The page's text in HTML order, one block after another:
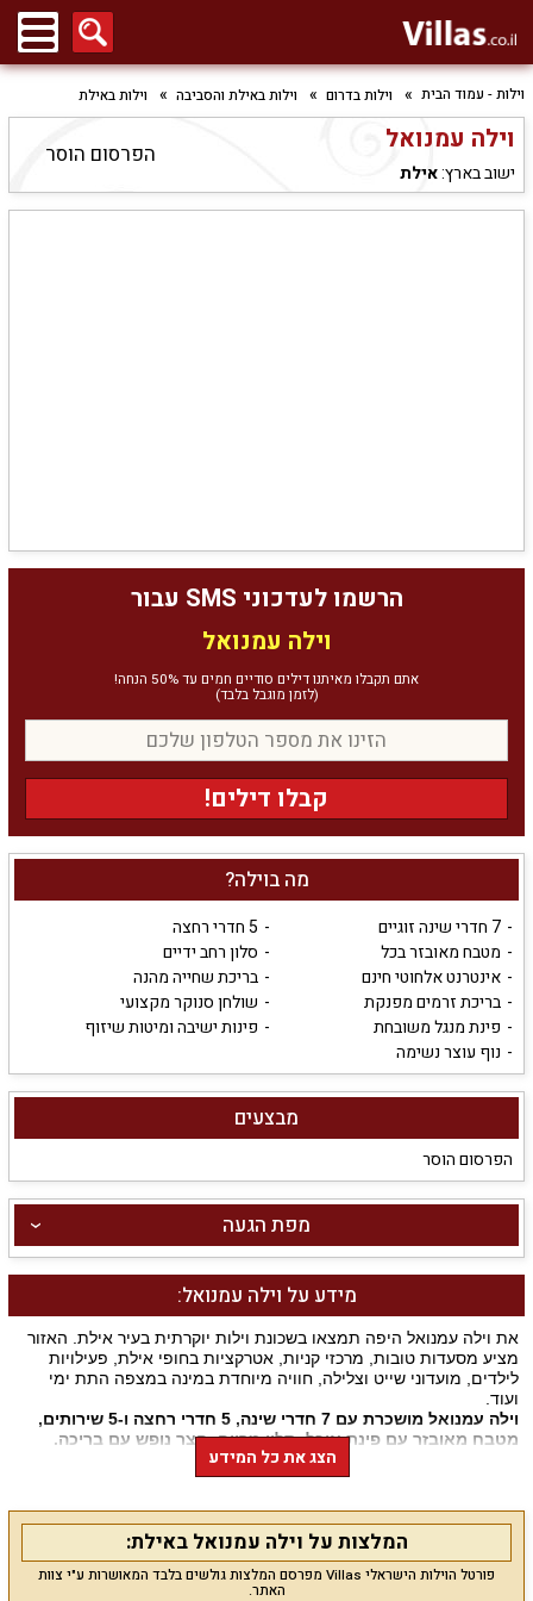
וילות - עמוד הבית וילות בדרום וילות באילת והסביבה וילות באילת
וילה עמנואל
ישוב בארץ:אילת
הפרסום הוסר
מה בוילה?
7 חדרי שינה זוגיים
5 חדרי רחצה
מטבח מאובזר בכל
סלון רחב ידיים
אינטרנט אלחוטי חינם
בריכת שחייה מהנה
בריכת זרמים מפנקת
שולחן סנוקר מקצועי
פינת מנגל משובחת
פינות ישיבה ומיטות שיזוף
נוף עוצר נשימה
מבצעים
הפרסום הוסר
מפת הגעה
הרשמו לעדכוני SMS עבור
וילה עמנואל
אתם תקבלו מאיתנו דילים סודיים חמים עד 50% הנחה!
(לזמן מוגבל בלבד)
קבלו דילים!
מידע על וילה עמנואל:
את וילה עמנואל היפה תמצאו בשכונת וילות יוקרתית בעיר אילת. האזור
מציע מסעדות טובות, מרכזי קניות, אטרקציות בחופי אילת, פעילויות
לילדים, מועדוני שייט וצלילה, חוויה מיוחדת במינה במצפה התת ימי
ועוד.
וילה עמנואל מושכרת עם 7 חדרי שינה, 5 חדרי רחצה ו-5 שירותים,
מטבח מאובזר עם פינת אוכל,סלון מרווח,חצר נופש עם בריכה.
מה מציעה הוילה לנופשים?
אורתופדי, מיזוג אוויר, שידות וארון, מסך טלוויזיה מול המיטה עם ממיר
יס. ישנה אפשרות לתוספת של מיטות ילדים או לול לתינוק בתיאום
מראש.
לרשותכם מטבח מאובזר ונוח עם מקרר גדול, תנור אפייה, כיריים גז,
הצג את כל המידע
המלצות על וילה עמנואל באילת:
פורטל הוילות הישראלי Villas מפרסם המלצות גולשים בלבד המאושרות ע"י צוות
האתר.